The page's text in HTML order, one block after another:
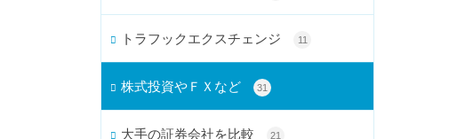
トラフックエクスチェンジ 11
株式投資やＦＸなど 31
大手の証券会社を比較 21